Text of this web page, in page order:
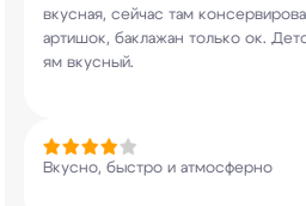
вкусная, сейчас там
артишок, баклажан только ок.
ям вкусный.
Вкусно, быстро и атмосферно